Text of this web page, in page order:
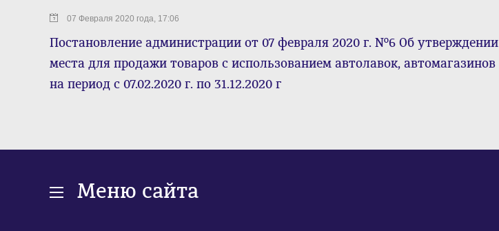
07 Февраля 2020 года, 17:06
Постановление администрации от 07 февраля 2020 г. №6 Об утверждении
места для продажи товаров с использованием автолавок, автомагазинов
на период с 07.02.2020 г. по 31.12.2020 г
Меню сайта